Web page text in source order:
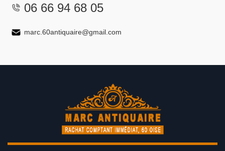
06 66 94 68 05
marc.60antiquaire@gmail.com